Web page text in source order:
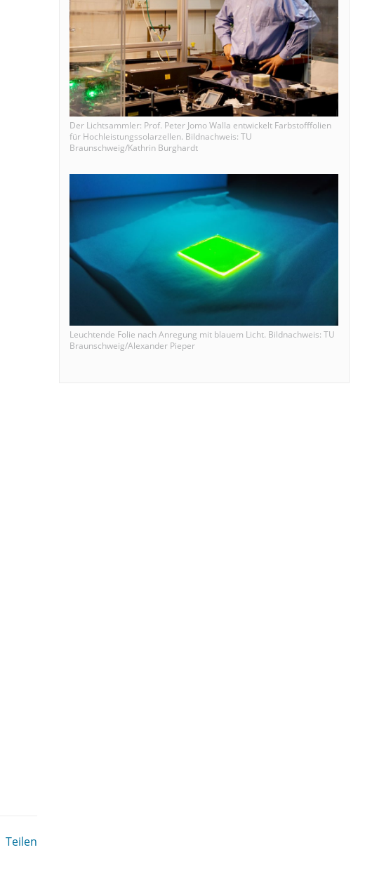
Teilen
Der Lichtsammler: Prof. Peter Jomo Walla entwickelt Farbstofffolien
für Hochleistungssolarzellen. Bildnachweis: TU
Braunschweig/Kathrin Burghardt
Leuchtende Folie nach Anregung mit blauem Licht. Bildnachweis: TU
Braunschweig/Alexander Pieper